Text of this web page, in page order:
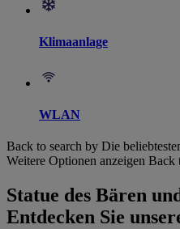
Klimaanlage
WLAN
Back to search by Die
Weitere Optionen anzeigen Back
Statue des Bären
Entdecken Sie